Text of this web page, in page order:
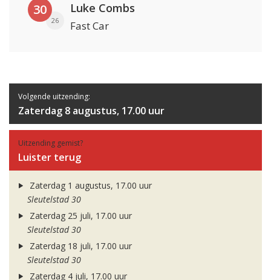
30
26
Luke Combs
Fast Car
Volgende uitzending:
Zaterdag 8 augustus, 17.00 uur
Uitzending gemist?
Luister terug
Zaterdag 1 augustus, 17.00 uur
Sleutelstad 30
Zaterdag 25 juli, 17.00 uur
Sleutelstad 30
Zaterdag 18 juli, 17.00 uur
Sleutelstad 30
Zaterdag 4 juli, 17.00 uur